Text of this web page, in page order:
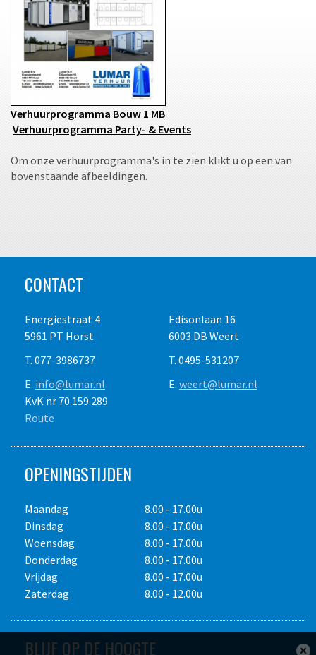
Verhuurprogramma Bouw 1 MB
Verhuurprogramma Party- & Events
Om onze verhuurprogramma's in te zien klikt u op een van
bovenstaande afbeeldingen.
CONTACT
Energiestraat 4
5961 PT Horst
T. 077-3986737
E. info@lumar.nl
Edisonlaan 16
6003 DB Weert
T. 0495-531207
E. weert@lumar.nl
KvK nr 70.159.289
Route
OPENINGSTIJDEN
Maandag
Dinsdag
Woensdag
Donderdag
Vrijdag
Zaterdag
8.00 - 17.00u
8.00 - 17.00u
8.00 - 17.00u
8.00 - 17.00u
8.00 - 17.00u
8.00 - 12.00u
BLIJF OP DE HOOGTE